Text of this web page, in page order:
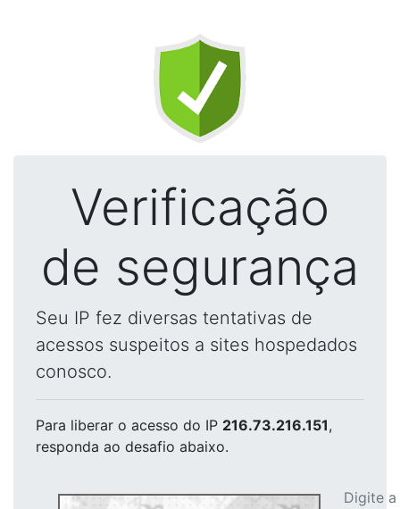
Verificação
de segurança
Seu IP fez diversas tentativas de
acessos suspeitos a sites hospedados
conosco.
Para liberar o acesso do IP 216.73.216.151,
responda ao desafio abaixo.
Digite